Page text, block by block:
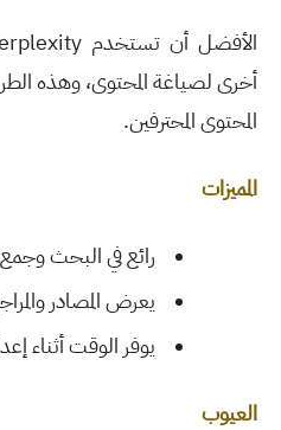
الأفضل أن تستخدم
أخرى لصياغة المحتوى، وهذه
المحتوى المحترفين.
المميزات
رائع في البحث وجمع
يعرض المصادر
يوفر الوقت أثناء
العيوب